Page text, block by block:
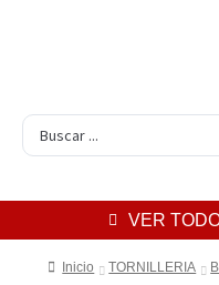
VER
Inicio TORNILLERIA